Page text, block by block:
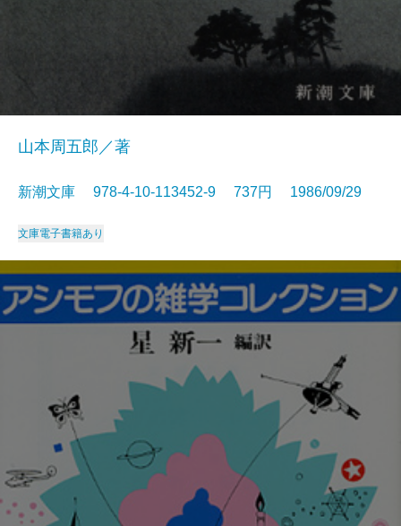
山本周五郎／著
新潮文庫 978-4-10-113452-9 737円 1986/09/29
文庫電子書籍あり